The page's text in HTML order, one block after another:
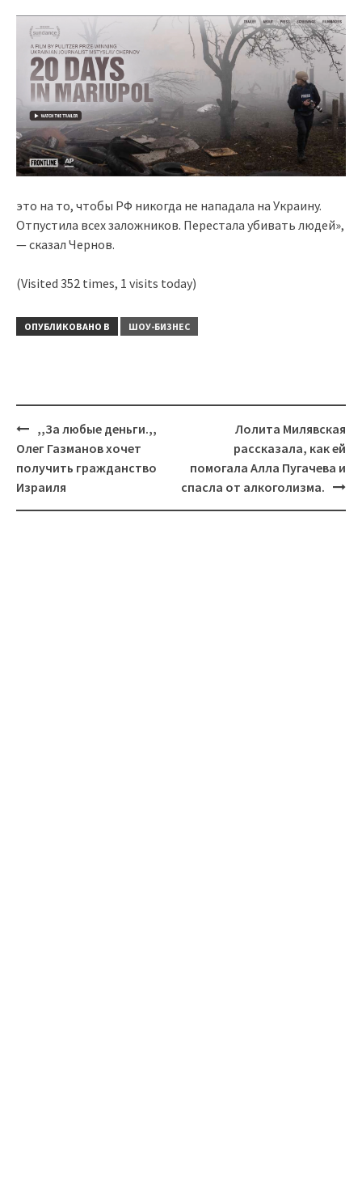
это на то, чтобы РФ никогда не нападала на Украину.
Отпустила всех заложников. Перестала убивать людей»,
— сказал Чернов.
(Visited 352 times, 1 visits today)
ОПУБЛИКОВАНО В ШОУ-БИЗНЕС
Навигация
,,За любые деньги.,,
Олег Газманов хочет
получить гражданство
Израиля
Лолита Милявская
рассказала, как ей
помогала Алла Пугачева и
спасла от алкоголизма.